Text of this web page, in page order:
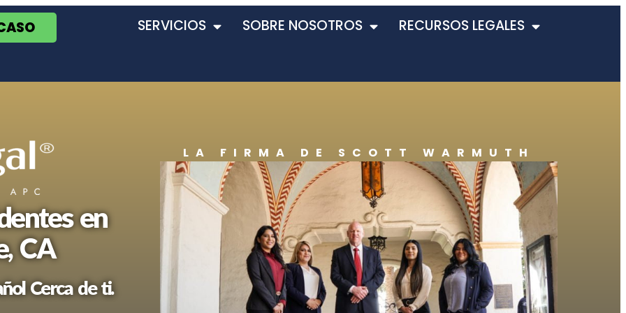
SERVICIOS SOBRE NOSOTROS RECURSOS LEGALES
en
CA
Cerca de ti.
LA FIRMA DE SCOTT WARMUTH